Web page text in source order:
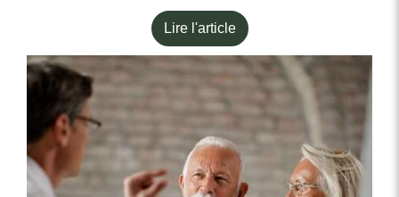
Lire l'article